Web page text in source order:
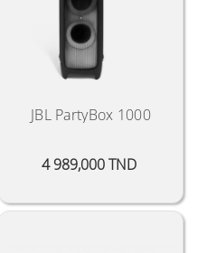
JBL PartyBox 1000
4 989,000 TND